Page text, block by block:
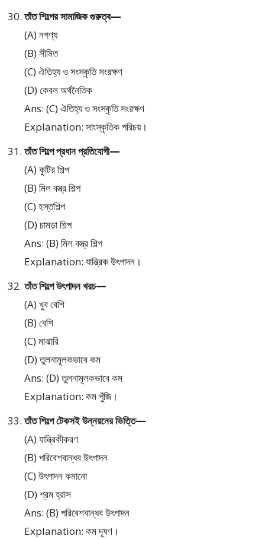
তাঁত শিল্পের সামাজিক গুরুত্ব—
(A) নগণ্য
(B) সীমিত
(C) ঐতিহ্য ও সংস্কৃতি সংরক্ষণ
(D) কেবল অর্থনৈতিক
Ans: (C) ঐতিহ্য ও সংস্কৃতি সংরক্ষণ
Explanation: সাংস্কৃতিক পরিচয়।
তাঁত শিল্পে প্রধান প্রতিযোগী—
(A) কুটির শিল্প
(B) মিল বস্ত্র শিল্প
(C) হস্তশিল্প
(D) চামড়া শিল্প
Ans: (B) মিল বস্ত্র শিল্প
Explanation: যান্ত্রিক উৎপাদন।
তাঁত শিল্পে উৎপাদন খরচ—
(A) খুব বেশি
(B) বেশি
(C) মাঝারি
(D) তুলনামূলকভাবে কম
Ans: (D) তুলনামূলকভাবে কম
Explanation: কম পুঁজি।
তাঁত শিল্পে টেকসই উন্নয়নের ভিত্তি—
(A) যান্ত্রিকীকরণ
(B) পরিবেশবান্ধব উৎপাদন
(C) উৎপাদন কমানো
(D) শ্রম হ্রাস
Ans: (B) পরিবেশবান্ধব উৎপাদন
Explanation: কম দূষণ।